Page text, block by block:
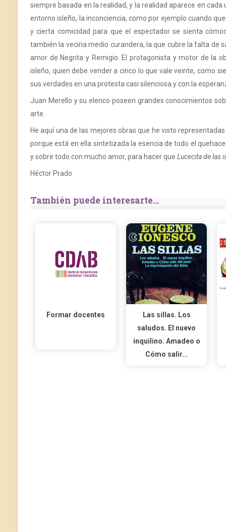
siempre basada en la realidad, y la realidad aparece en
entorno isleño, la inconciencia, como por ejemplo cuando
y cierta comicidad para que el espectador se sienta
también la vecina medio curandera, la que cubre la falta de
amor de Negrita y Remigio. El protagonista y motor de la
isleño, quien debe vender a cinco lo que vale veinte, como
sus verdades en una protesta casi silenciosa y con la
Juan Merello y su elenco poseen grandes conocimientos
arte.
He aquí una de las mejores obras que he visto
porque está en ella sintetizada la esencia de todo el
y sobre todo con mucho amor, para hacer que Lucecita de las
Héctor Prado
También puede interesarte...
Formar docentes
Las sillas. Los
saludos. El nuevo
inquilino. Amadeo o
Cómo salir...